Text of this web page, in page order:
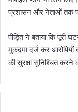
प्रशासन और नेताओं तक
पीड़ित ने बताया कि पूरी
मुकदमा दर्ज कर आरोपियों
की सुरक्षा सुनिश्चित